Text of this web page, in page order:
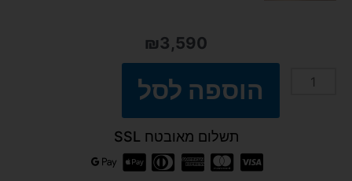
₪3,590
כמות הוספה לסל
תשלום מאובטח SSL